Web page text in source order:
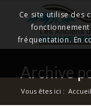
Archive
Vous êtes ici : Accueil
Ce site utilise des
fréquentation. En